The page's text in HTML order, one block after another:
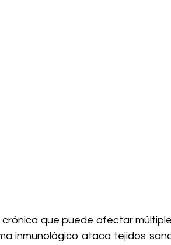
que puede afectar
inmunológico ataca tejidos